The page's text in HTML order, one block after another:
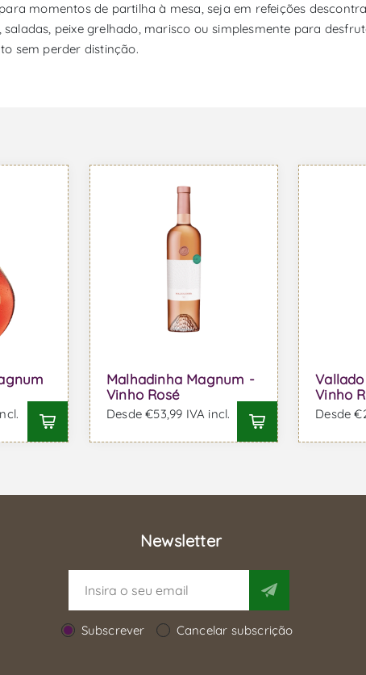
momentos de partilha à mesa, seja em refeições
peixe grelhado, marisco ou simplesmente para
sem perder distinção.
Malhadinha Magnum -
Vinho Rosé
Desde €53,99 IVA incl.
Vinho
Desde
Newsletter
Subscrever Cancelar subscrição